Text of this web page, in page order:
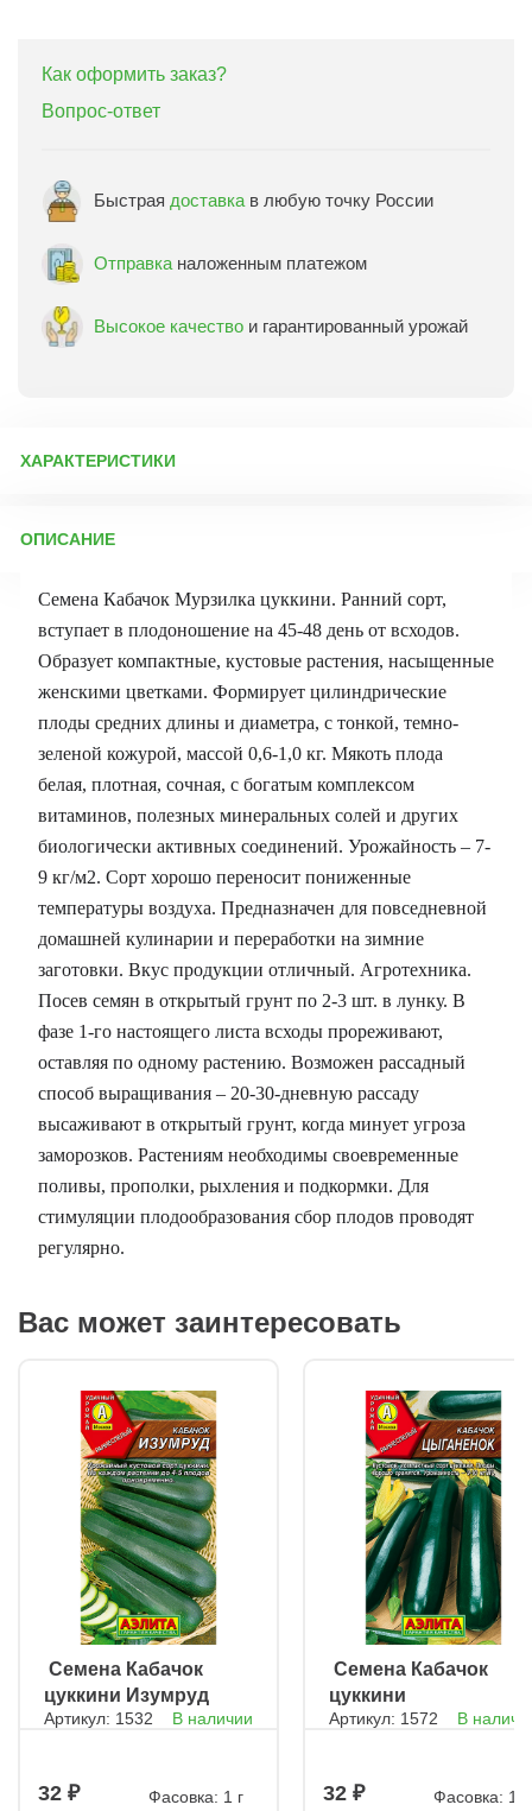
Как оформить заказ?
Вопрос-ответ
Быстрая доставка в любую точку России
Отправка наложенным платежом
Высокое качество и гарантированный урожай
ХАРАКТЕРИСТИКИ
Бренд товара:
Срок отправки: ежедневно
ОПИСАНИЕ
Семена Кабачок Мурзилка цуккини. Ранний сорт,
вступает в плодоношение на 45-48 день от всходов.
Образует компактные, кустовые растения, насыщенные
женскими цветками. Формирует цилиндрические
плоды средних длины и диаметра, с тонкой, темно-
зеленой кожурой, массой 0,6-1,0 кг. Мякоть плода
белая, плотная, сочная, с богатым комплексом
витаминов, полезных минеральных солей и других
биологически активных соединений. Урожайность – 7-
9 кг/м2. Сорт хорошо переносит пониженные
температуры воздуха. Предназначен для повседневной
домашней кулинарии и переработки на зимние
заготовки. Вкус продукции отличный. Агротехника.
Посев семян в открытый грунт по 2-3 шт. в лунку. В
фазе 1-го настоящего листа всходы прореживают,
оставляя по одному растению. Возможен рассадный
способ выращивания – 20-30-дневную рассаду
высаживают в открытый грунт, когда минует угроза
заморозков. Растениям необходимы своевременные
поливы, прополки, рыхления и подкормки. Для
стимуляции плодообразования сбор плодов проводят
регулярно.
Вас может заинтересовать
ㅤ Семена Кабачок
цуккини Изумруд
Артикул: 1532 В наличии
32 Фасовка: 1 г
ㅤ Семена Кабачок
цуккини
Цыганёнок
Артикул: 1572 В
32 Фасовка: 1 г